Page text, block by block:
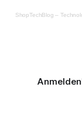
ShopTechBlog –
Anmelden